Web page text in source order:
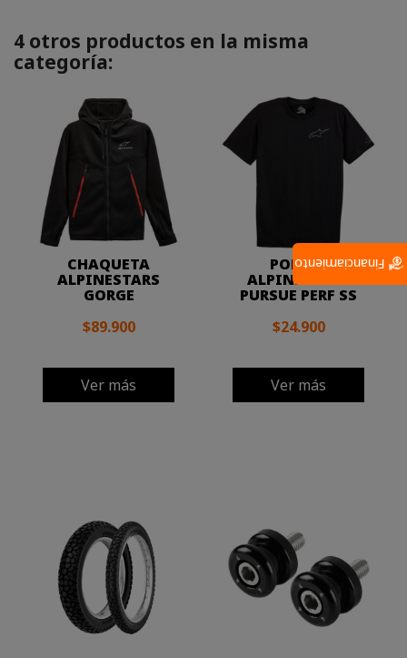
4 otros productos en la misma
categoría:
CHAQUETA
ALPINESTARS
GORGE
$89.900
Ver más
POLERA
ALPINESTARS
PURSUE PERF SS
$24.900
Ver más
Financiamiento